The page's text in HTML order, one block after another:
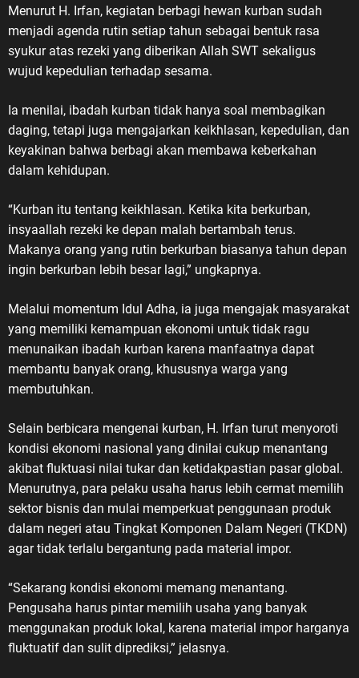
LVRI. Karena itu, sejarah
perjuangan para veteran harus
terus disampaikan dan diwariskan
kepada generasi penerus,” ujar
Sejarah Veteran Nasional ASDO
menjelaskan, Hari Veteran Nasional
ditetapkan melalui Keputusan
Veteran Nasional. Tanggal 10
Agustus kemudian diperingati
setiap tahun sebagai Hari Veteran
Nasional, berkaitan dengan
10 Agustus 1949 yang menjadi
salah satu bagian penting dalam
perjalanan perjuangan
mempertahankan kemerdekaan
Indonesia. Sementara itu,
mengenai Veteran Republik
Indonesia memiliki landasan
hukum melalui Undang-Undang
Nomor 15 Tahun 2012 tentang
Veteran Republik Indonesia serta
Peraturan Pemerintah Nomor 67
Tahun 2014 sebagai aturan
pelaksanaannya. “Bangsa
sejarah. Kemerdekaan yang kita
nikmati hari ini tidak diperoleh
dengan mudah. Ada darah, air
mata, pengorbanan, dan gugurnya
Menurut H. Irfan, kegiatan berbagi hewan kurban sudah
menjadi agenda rutin setiap tahun sebagai bentuk rasa
syukur atas rezeki yang diberikan Allah SWT sekaligus
wujud kepedulian terhadap sesama.
Ia menilai, ibadah kurban tidak hanya soal membagikan
daging, tetapi juga mengajarkan keikhlasan, kepedulian, dan
keyakinan bahwa berbagi akan membawa keberkahan
dalam kehidupan.
“Kurban itu tentang keikhlasan. Ketika kita berkurban,
insyaallah rezeki ke depan malah bertambah terus.
Makanya orang yang rutin berkurban biasanya tahun depan
ingin berkurban lebih besar lagi,” ungkapnya.
Melalui momentum Idul Adha, ia juga mengajak masyarakat
yang memiliki kemampuan ekonomi untuk tidak ragu
menunaikan ibadah kurban karena manfaatnya dapat
membantu banyak orang, khususnya warga yang
membutuhkan.
Selain berbicara mengenai kurban, H. Irfan turut menyoroti
kondisi ekonomi nasional yang dinilai cukup menantang
akibat fluktuasi nilai tukar dan ketidakpastian pasar global.
Menurutnya, para pelaku usaha harus lebih cermat memilih
sektor bisnis dan mulai memperkuat penggunaan produk
dalam negeri atau Tingkat Komponen Dalam Negeri (TKDN)
agar tidak terlalu bergantung pada material impor.
“Sekarang kondisi ekonomi memang menantang.
Pengusaha harus pintar memilih usaha yang banyak
menggunakan produk lokal, karena material impor harganya
fluktuatif dan sulit diprediksi,” jelasnya.